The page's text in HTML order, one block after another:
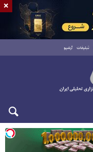
تبلیغات آرشیو
×